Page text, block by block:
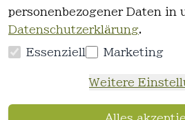
personenbezogener Daten in
Datenschutzerklärung.
Essenziell Marketing
Weitere
widerrufen